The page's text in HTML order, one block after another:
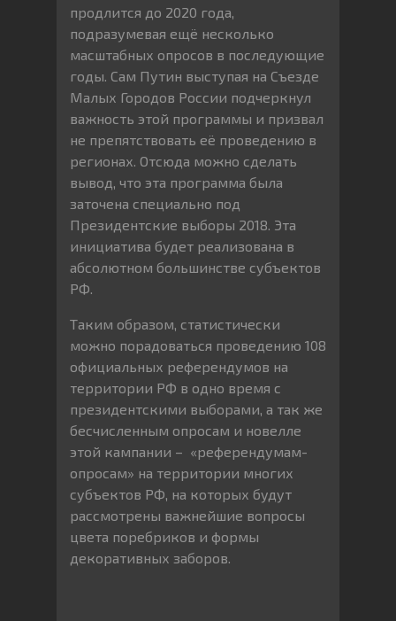
продлится до 2020 года,
подразумевая ещё несколько
масштабных опросов в последующие
годы. Сам Путин выступая на Съезде
Малых Городов России подчеркнул
важность этой программы и призвал
не препятствовать её проведению в
регионах. Отсюда можно сделать
вывод, что эта программа была
заточена специально под
Президентские выборы 2018. Эта
инициатива будет реализована в
абсолютном большинстве субъектов
РФ.
Таким образом, статистически
можно порадоваться проведению 108
официальных референдумов на
территории РФ в одно время с
президентскими выборами, а так же
бесчисленным опросам и новелле
этой кампании – «референдумам-
опросам» на территории многих
субъектов РФ, на которых будут
рассмотрены важнейшие вопросы
цвета поребриков и формы
декоративных заборов.